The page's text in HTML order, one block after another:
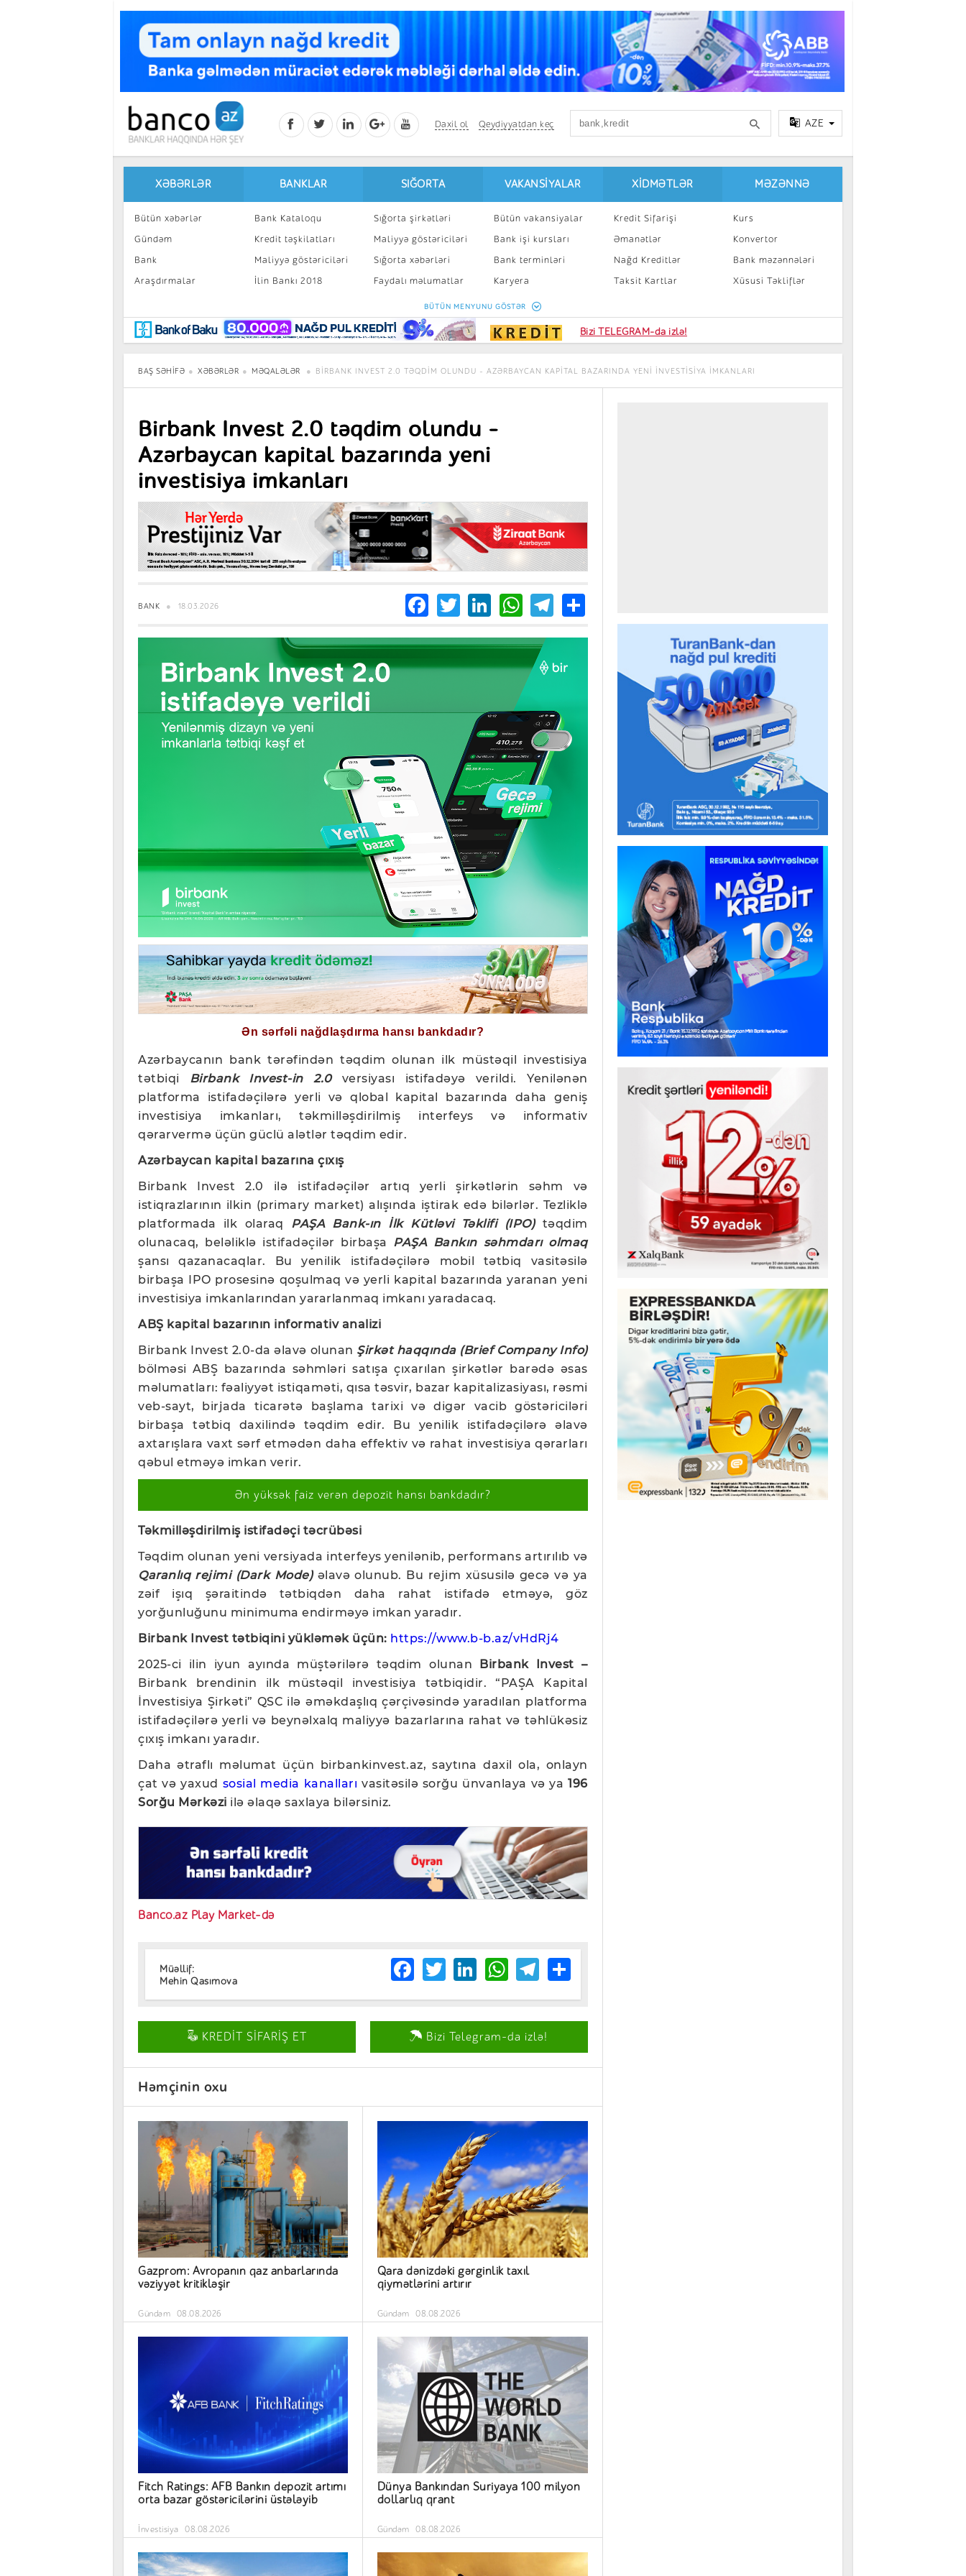
Daxil ol Qeydiyyatdan keç AZE
XƏBƏRLƏR
Bütün xəbərlər
Gündəm
Bank
Araşdırmalar
Maraqlı
BancoTV
Müsahibə
BANKLAR
Bank Kataloqu
Kredit təşkilatları
Maliyyə göstəriciləri
İlin Bankı 2018
SIĞORTA
Sığorta şirkətləri
Maliyyə göstəriciləri
Sığorta xəbərləri
Faydalı məlumatlar
Sığorta kalkulyatoru
VAKANSIYALAR
Bütün vakansiyalar
Bank işi kursları
Bank terminləri
Karyera
Peşakar inkişaf
XIDMƏTLƏR
Kredit Sifarişi
Əmanətlər
Nağd Kreditlər
Taksit Kartlar
Kart sifarişi
MƏZƏNNƏ
Kurs
Konvertor
Bank məzənnələri
Xüsusi Təkliflər
BÜTÜN MENYUNU GÖSTƏR
Bizi TELEGRAM-da izlə!
BAŞ SƏHIFƏ XƏBƏRLƏR MƏQALƏLƏR BIRBANK INVEST 2.0 TƏQDIM OLUNDU – AZƏRBAYCAN KAPITAL BAZARINDA YENI INVESTISIYA IMKANLARI
Birbank Invest 2.0 təqdim olundu –
Azərbaycan kapital bazarında yeni
investisiya imkanları
BANK 18.03.2026 Facebook
TwitterLinkedIn
WhatsApp
Telegram
Share
Ən sərfəli nağdlaşdırma hansı bankdadır?
Azərbaycanın bank tərəfindən təqdim olunan ilk müstəqil investisiya
tətbiqi
Birbank Invest-in 2.0 versiyası istifadəyə verildi. Yenilənən
platforma istifadəçilərə yerli və qlobal kapital bazarında daha geniş
investisiya imkanları, təkmilləşdirilmiş interfeys və informativ
qərarvermə üçün güclü alətlər təqdim edir.
Azərbaycan kapital bazarına çıxış
Birbank Invest 2.0 ilə istifadəçilər artıq yerli şirkətlərin səhm və
istiqrazlarının ilkin (primary market) alışında iştirak edə bilərlər. Tezliklə
platformada ilk olaraq
PAŞA Bank-ın İlk Kütləvi Təklifi (IPO)təqdim
olunacaq, beləliklə istifadəçilər birbaşa PAŞA Bankın səhmdarı olmaq
şansı qazanacaqlar. Bu yenilik istifadəçilərə mobil tətbiq vasitəsilə
birbaşa IPO prosesinə qoşulmaq və yerli kapital bazarında yaranan yeni
investisiya imkanlarından yararlanmaq imkanı yaradacaq.
ABŞ kapital bazarının informativ analizi
Birbank Invest 2.0-da əlavə olunan Şirkət haqqında (Brief Company Info)
bölməsi ABŞ bazarında səhmləri satışa çıxarılan şirkətlər barədə əsas
məlumatları: fəaliyyət istiqaməti, qısa təsvir, bazar kapitalizasiyası, rəsmi
veb-sayt, birjada ticarətə başlama tarixi və digər vacib göstəriciləri
birbaşa tətbiq daxilində təqdim edir. Bu yenilik istifadəçilərə əlavə
axtarışlara vaxt sərf etmədən daha effektiv və rahat investisiya qərarları
qəbul etməyə imkan verir.
Ən yüksək faiz verən depozit hansı bankdadır?
Təkmilləşdirilmiş istifadəçi təcrübəsi
Təqdim olunan yeni versiyada interfeys yenilənib, performans artırılıb və
Qaranlıq rejimi (Dark Mode)əlavə olunub. Bu rejim xüsusilə gecə və ya
zəif işıq şəraitində tətbiqdən daha rahat istifadə etməyə, göz
yorğunluğunu minimuma endirməyə imkan yaradır.
Birbank Invest tətbiqini yükləmək üçün: https://www.b-b.az/vHdRj4
2025-ci ilin iyun ayında müştərilərə təqdim olunan Birbank Invest –
Birbank brendinin ilk müstəqil investisiya tətbiqidir. “PAŞA Kapital
İnvestisiya Şirkəti” QSC ilə əməkdaşlıq çərçivəsində yaradılan platforma
istifadəçilərə yerli və beynəlxalq maliyyə bazarlarına rahat və təhlükəsiz
çıxış imkanı yaradır.
Daha ətraflı məlumat üçün birbankinvest.az, saytına daxil ola, onlayn
çat və yaxud sosial media kanalları vasitəsilə sorğu ünvanlaya və ya196
Sorğu Mərkəzi ilə əlaqə saxlaya bilərsiniz.
Banco.az Play Market-də
Müəllif:
Mehin Qasımova
Facebook
TwitterLinkedIn
WhatsApp
Telegram
Share
KREDİT SİFARİŞ ET Bizi Telegram-da izlə!
Həmçinin oxu
Gazprom: Avropanın qaz anbarlarında
vəziyyət kritikləşir
Gündəm 08.08.2026
Qara dənizdəki gərginlik taxıl
qiymətlərini artırır
Gündəm 08.08.2026
Fitch Ratings: AFB Bankın depozit artımı
orta bazar göstəricilərini üstələyib
İnvestisiya 08.08.2026
Dünya Bankından Suriyaya 100 milyon
dollarlıq qrant
Gündəm 08.08.2026